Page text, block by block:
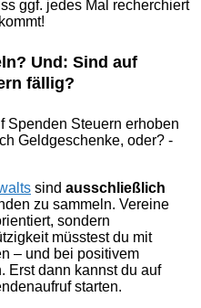
ggf. jedes Mal recherchiert
Und: Sind auf
fällig?
Spenden Steuern erhoben
Geldgeschenke, oder? -
sind ausschließlich
zu sammeln. Vereine
sondern
müsstest du mit
– und bei positivem
Erst dann kannst du auf
starten.